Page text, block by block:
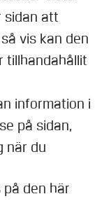
sidan att
vis kan den
tillhandahållit
information i
på sidan,
när du
den här